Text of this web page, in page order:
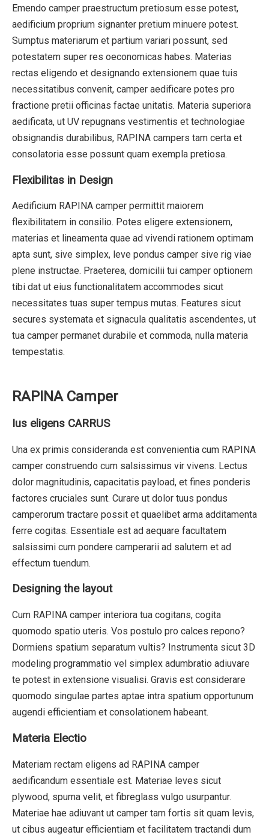
Emendo camper praestructum pretiosum esse potest,
aedificium proprium signanter pretium minuere potest.
Sumptus materiarum et partium variari possunt, sed
potestatem super res oeconomicas habes. Materias
rectas eligendo et designando extensionem quae tuis
necessitatibus convenit, camper aedificare potes pro
fractione pretii officinas factae unitatis. Materia superiora
aedificata, ut UV repugnans vestimentis et technologiae
obsignandis durabilibus, RAPINA campers tam certa et
consolatoria esse possunt quam exempla pretiosa.
Flexibilitas in Design
Aedificium RAPINA camper permittit maiorem
flexibilitatem in consilio. Potes eligere extensionem,
materias et lineamenta quae ad vivendi rationem optimam
apta sunt, sive simplex, leve pondus camper sive rig viae
plene instructae. Praeterea, domicilii tui camper optionem
tibi dat ut eius functionalitatem accommodes sicut
necessitates tuas super tempus mutas. Features sicut
secures systemata et signacula qualitatis ascendentes, ut
tua camper permanet durabile et commoda, nulla materia
tempestatis.
RAPINA Camper
Ius eligens CARRUS
Una ex primis consideranda est convenientia cum RAPINA
camper construendo cum salsissimus vir vivens. Lectus
dolor magnitudinis, capacitatis payload, et fines ponderis
factores cruciales sunt. Curare ut dolor tuus pondus
camperorum tractare possit et quaelibet arma additamenta
ferre cogitas. Essentiale est ad aequare facultatem
salsissimi cum pondere camperarii ad salutem et ad
effectum tuendum.
Designing the layout
Cum RAPINA camper interiora tua cogitans, cogita
quomodo spatio uteris. Vos postulo pro calces repono?
Dormiens spatium separatum vultis? Instrumenta sicut 3D
modeling programmatio vel simplex adumbratio adiuvare
te potest in extensione visualisi. Gravis est considerare
quomodo singulae partes aptae intra spatium opportunum
augendi efficientiam et consolationem habeant.
Materia Electio
Materiam rectam eligens ad RAPINA camper
aedificandum essentiale est. Materiae leves sicut
plywood, spuma velit, et fibreglass vulgo usurpantur.
Materiae hae adiuvant ut camper tam fortis sit quam levis,
ut cibus augeatur efficientiam et facilitatem tractandi dum